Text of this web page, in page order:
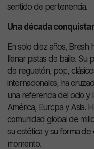
sentido de pertenencia.
Una década
En solo diez años, Bresh
llenar pistas de baile.
de reguetón, pop,
internacionales, ha
una referencia del ocio y
América, Europa y Asia.
comunidad global de
su estética y su forma
momento.